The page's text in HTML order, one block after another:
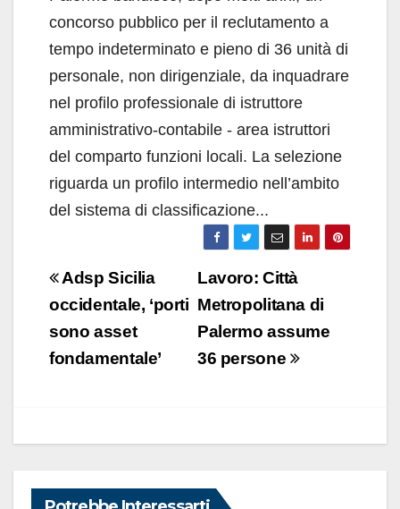
concorso pubblico per il reclutamento a
tempo indeterminato e pieno di 36 unità di
personale, non dirigenziale, da inquadrare
nel profilo professionale di istruttore
amministrativo-contabile - area istruttori
del comparto funzioni locali. La selezione
riguarda un profilo intermedio nell’ambito
del sistema di classificazione...
Navigazione
articoli
Lavoro: Città
Metropolitana di
Palermo assume
36 persone
Adsp Sicilia
occidentale, ‘porti
sono asset
fondamentale’